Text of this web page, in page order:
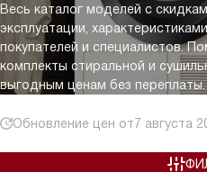
Весь каталог моделей с
эксплуатации,
покупателей и специалистов.
комплекты стиральной и
выгодным ценам без переплаты.
Обновление цен от7 августа